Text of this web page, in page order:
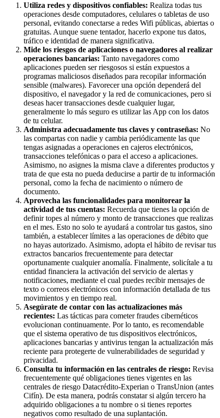
Utiliza redes y dispositivos confiables: Realiza todas tus
operaciones desde computadores, celulares o tabletas de uso
personal, evitando conectarse a redes Wifi públicas, abiertas o
gratuitas. Aunque suene tentador, hacerlo expone tus datos,
tráfico e identidad de manera significativa.
Mide los riesgos de aplicaciones o navegadores al realizar
operaciones bancarias: Tanto navegadores como
aplicaciones pueden ser riesgosos si están expuestos a
programas maliciosos diseñados para recopilar información
sensible (malwares). Favorecer una opción dependerá del
dispositivo, el navegador y la red de comunicaciones, pero si
deseas hacer transacciones desde cualquier lugar,
generalmente lo más seguro es utilizar las App con los datos
de tu celular.
Administra adecuadamente tus claves y contraseñas: No
las compartas con nadie y cambia periódicamente las que
tengas asignadas a operaciones en cajeros electrónicos,
transacciones telefónicas o para el acceso a aplicaciones.
Asimismo, no asignes la misma clave a diferentes productos y
trata de que esta no pueda deducirse a partir de tu información
personal, como la fecha de nacimiento o número de
documento.
Aprovecha las funcionalidades para monitorear la
actividad de tus cuentas: Recuerda que tienes la opción de
definir topes al número y monto de transacciones que realizas
en el mes. Esto no solo te ayudará a controlar tus gastos, sino
también, a establecer límites a las operaciones de débito que
no hayas autorizado. Asimismo, adopta el hábito de revisar tus
extractos bancarios frecuentemente para detectar
oportunamente cualquier anomalía. Finalmente, solicítale a tu
entidad financiera la activación del servicio de alertas y
notificaciones, mediante el cual puedes recibir mensajes de
texto o correos electrónicos con información detallada de tus
movimientos y en tiempo real.
Asegúrate de contar con las actualizaciones más
recientes: Las tácticas para cometer fraudes cibernéticos
evolucionan continuamente. Por lo tanto, es recomendable
que el sistema operativo de tus dispositivos electrónicos,
aplicaciones bancarias y antivirus tengan la actualización más
reciente para protegerte de vulnerabilidades de seguridad y
privacidad.
Consulta tu información en las centrales de riesgo: Revisa
frecuentemente qué obligaciones tienes vigentes en las
centrales de riesgo Datacrédito-Experian o TransUnion (antes
Cifín). De esta manera, podrás constatar si algún tercero ha
adquirido obligaciones a tu nombre o si tienes reportes
negativos como resultado de una suplantación.